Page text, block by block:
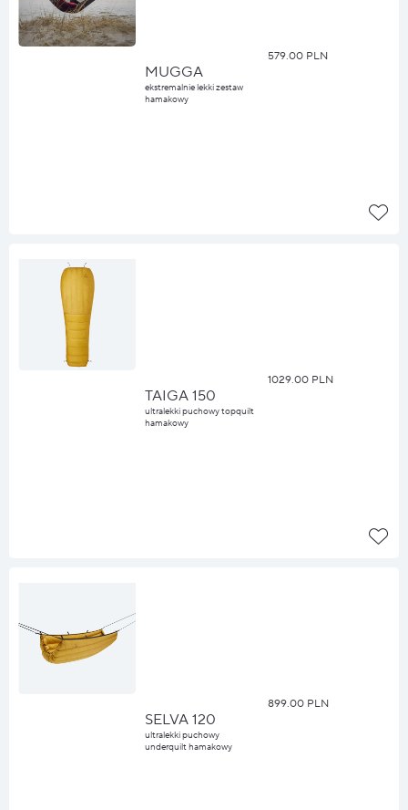
579.00 PLN
MUGGA
ekstremalnie lekki zestaw
hamakowy
1029.00 PLN
TAIGA 150
ultralekki puchowy topquilt
hamakowy
899.00 PLN
SELVA 120
ultralekki puchowy
underquilt hamakowy